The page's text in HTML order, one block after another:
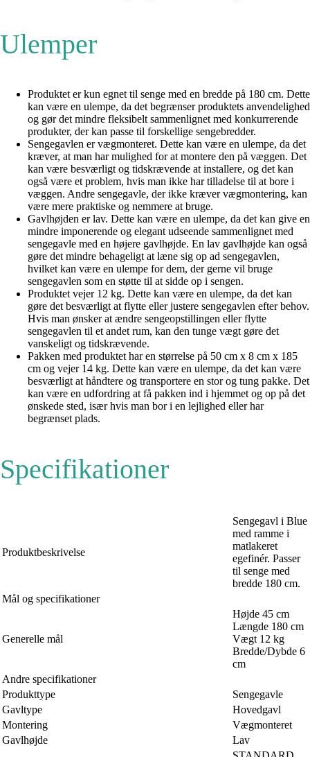
Ulemper
Produktet er kun egnet til senge med en bredde på 180 cm. Dette
kan være en ulempe, da det begrænser produktets anvendelighed
og gør det mindre fleksibelt sammenlignet med konkurrerende
produkter, der kan passe til forskellige sengebredder.
Sengegavlen er vægmonteret. Dette kan være en ulempe, da det
kræver, at man har mulighed for at montere den på væggen. Det
kan være besværligt og tidskrævende at installere, og det kan
også være et problem, hvis man ikke har tilladelse til at bore i
væggen. Andre sengegavle, der ikke kræver vægmontering, kan
være mere praktiske og nemmere at bruge.
Gavlhøjden er lav. Dette kan være en ulempe, da det kan give en
mindre imponerende og elegant udseende sammenlignet med
sengegavle med en højere gavlhøjde. En lav gavlhøjde kan også
gøre det mindre behageligt at læne sig op ad sengegavlen,
hvilket kan være en ulempe for dem, der gerne vil bruge
sengegavlen som en støtte til at sidde op i sengen.
Produktet vejer 12 kg. Dette kan være en ulempe, da det kan
gøre det besværligt at flytte eller justere sengegavlen efter behov.
Hvis man ønsker at ændre sengeopstillingen eller flytte
sengegavlen til et andet rum, kan den tunge vægt gøre det
vanskeligt og tidskrævende.
Pakken med produktet har en størrelse på 50 cm x 8 cm x 185
cm og vejer 14 kg. Dette kan være en ulempe, da det kan være
besværligt at håndtere og transportere en stor og tung pakke. Det
kan være en udfordring at få pakken ind i hjemmet og op på det
ønskede sted, især hvis man bor i en lejlighed eller har
begrænset plads.
Specifikationer
Produktbeskrivelse
Sengegavl i Blue
med ramme i
matlakeret
egefinér. Passer
til senge med
bredde 180 cm.
Mål og specifikationer
Generelle mål
Højde 45 cm
Længde 180 cm
Vægt 12 kg
Bredde/Dybde 6
cm
Andre specifikationer
Produkttype
Sengegavle
Gavltype
Hovedgavl
Montering
Vægmonteret
Gavlhøjde
Lav